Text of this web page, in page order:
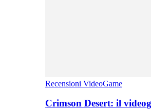
Recensioni VideoGame
Crimson Desert: il